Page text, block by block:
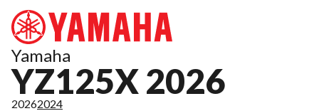
Yamaha
YZ125X 2026
20262024